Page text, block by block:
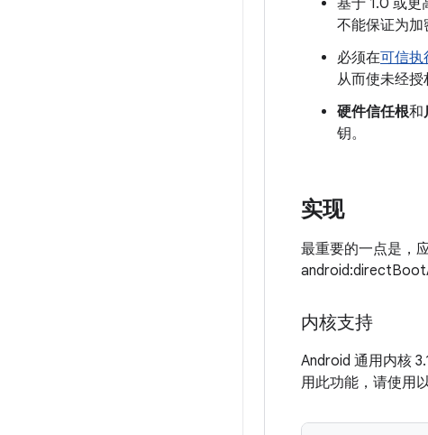
基于 1.0 或更
不能保证为加
必须在可信执
从而使未经授
硬件信任根和
钥。
实现
最重要的一点是，
内核支持
Android 通用内核
用此功能，请使用